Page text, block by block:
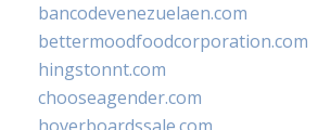
bancodevenezuelaen.com
bettermoodfoodcorporation.com
hingstonnt.com
chooseagender.com